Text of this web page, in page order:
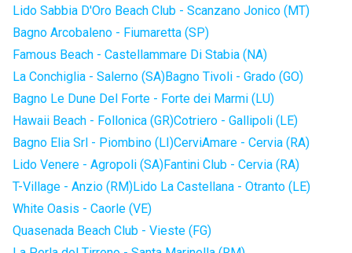
Lido Sabbia D'Oro Beach Club - Scanzano Jonico (MT)
Bagno Arcobaleno - Fiumaretta (SP)
Famous Beach - Castellammare Di Stabia (NA)
La Conchiglia - Salerno (SA)Bagno Tivoli - Grado (GO)
Bagno Le Dune Del Forte - Forte dei Marmi (LU)
Hawaii Beach - Follonica (GR)Cotriero - Gallipoli (LE)
Bagno Elia Srl - Piombino (LI)CerviAmare - Cervia (RA)
Lido Venere - Agropoli (SA)Fantini Club - Cervia (RA)
T-Village - Anzio (RM)Lido La Castellana - Otranto (LE)
White Oasis - Caorle (VE)
Quasenada Beach Club - Vieste (FG)